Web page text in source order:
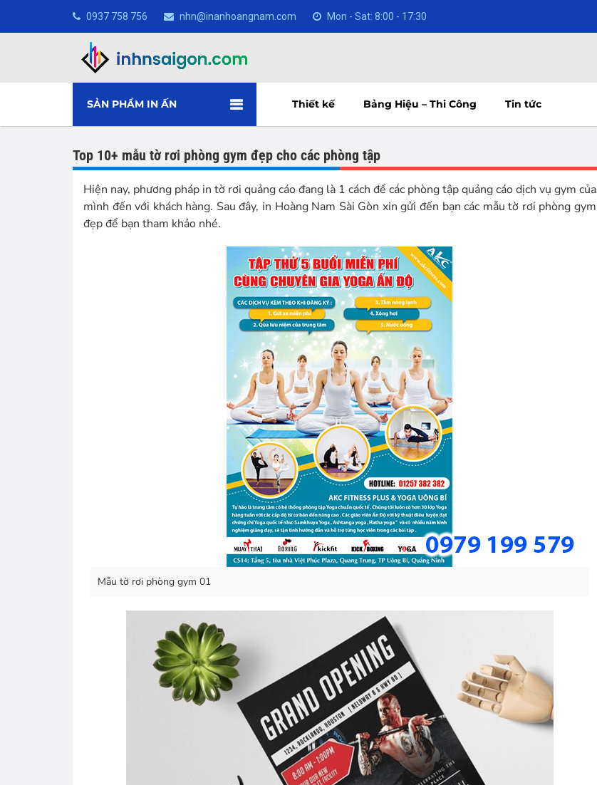
0937 758 756 nhn@inanhoangnam.com Mon - Sat: 8:00 - 17:30
SẢN PHẨM IN ẤN Thiết kế Bảng Hiệu – Thi Công Tin tức
Top 10+ mẫu tờ rơi phòng gym đẹp cho các phòng tập
Hiện nay, phương pháp in tờ rơi quảng cáo đang là 1 cách để các phòng tập quảng cáo dịch vụ gym của
mình đến với khách hàng. Sau đây, in Hoàng Nam Sài Gòn xin gửi đến bạn các mẫu tờ rơi phòng gym
đẹp để bạn tham khảo nhé.
Mẫu tờ rơi phòng gym 01